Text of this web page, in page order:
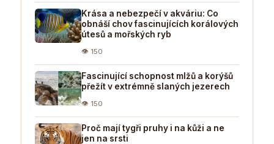
Krása a nebezpečí v akváriu: Co
obnáší chov fascinujících korálových
útesů a mořských ryb
👁 150
Fascinující schopnost mlžů a korýšů
přežít v extrémně slaných jezerech
👁 150
Proč mají tygři pruhy i na kůži a ne
jen na srsti